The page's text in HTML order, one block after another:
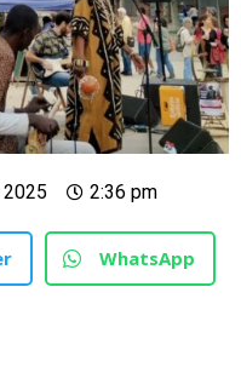
2:36 pm
WhatsApp